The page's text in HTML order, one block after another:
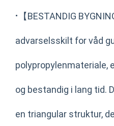
· 【BESTANDIG
advarselsskilt for våd
polypropylenmateriale,
og bestandig i lang tid.
en triangular struktur,